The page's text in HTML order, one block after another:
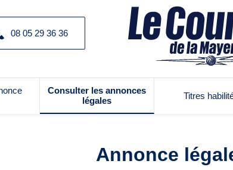
08 05 29 36 36
Consulter les annonces
légales
Titres
Annonce